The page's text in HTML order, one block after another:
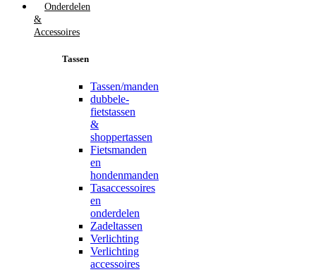
Onderdelen
&
Accessoires
Tassen
Tassen/manden
dubbele-
fietstassen
&
shoppertassen
Fietsmanden
en
hondenmanden
Tasaccessoires
en
onderdelen
Zadeltassen
Verlichting
Verlichting
accessoires